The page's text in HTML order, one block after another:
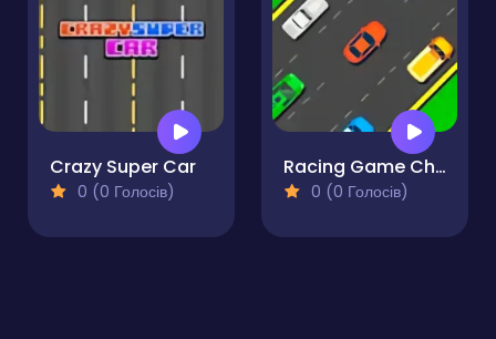
Crazy Super Car
0 (0 Голосів)
Racing Game Challenge
0 (0 Голосів)